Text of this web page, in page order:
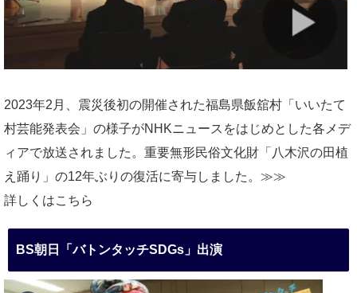
2023年2月、震災後初の開催された福島県飯舘村「いいたて
村芸能発表会」の様子がNHKニュースをはじめとした各メデ
ィアで放送されました。重要無形民俗文化財「八木沢の田植
え踊り」の12年ぶりの復活に寄与しました。≫≫
詳しくはこちら
BS朝日「バトンタッチSDGs」出演